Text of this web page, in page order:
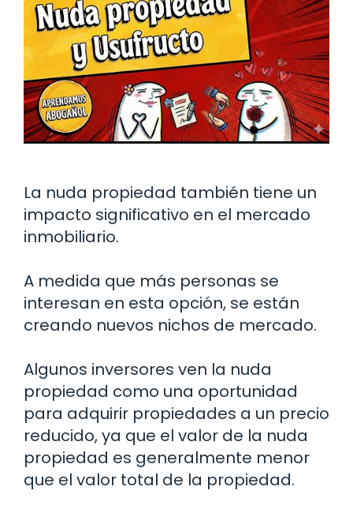
La nuda propiedad también tiene un
impacto significativo en el mercado
inmobiliario.
A medida que más personas se
interesan en esta opción, se están
creando nuevos nichos de mercado.
Algunos inversores ven la nuda
propiedad como una oportunidad
para adquirir propiedades a un precio
reducido, ya que el valor de la nuda
propiedad es generalmente menor
que el valor total de la propiedad.